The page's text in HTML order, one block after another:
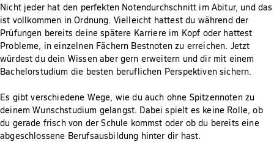
Nicht jeder hat den perfekten Notendurchschnitt im Abitur, und das
ist vollkommen in Ordnung. Vielleicht hattest du während der
Prüfungen bereits deine spätere Karriere im Kopf oder hattest
Probleme, in einzelnen Fächern Bestnoten zu erreichen. Jetzt
würdest du dein Wissen aber gern erweitern und dir mit einem
Bachelorstudium die besten beruflichen Perspektiven sichern.
Es gibt verschiedene Wege, wie du auch ohne Spitzennoten zu
deinem Wunschstudium gelangst. Dabei spielt es keine Rolle, ob
du gerade frisch von der Schule kommst oder ob du bereits eine
abgeschlossene Berufsausbildung hinter dir hast.